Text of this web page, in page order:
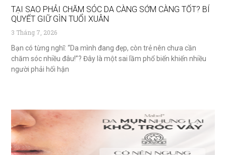
TẠI SAO PHẢI CHĂM SÓC DA CÀNG SỚM CÀNG TỐT? BÍ
QUYẾT GIỮ GÌN TUỔI XUÂN
3 Tháng 7, 2026
Bạn có từng nghĩ: “Da mình đang đẹp, còn trẻ nên chưa cần
chăm sóc nhiều đâu!”? Đây là một sai lầm phổ biến khiến nhiều
người phải hối hận